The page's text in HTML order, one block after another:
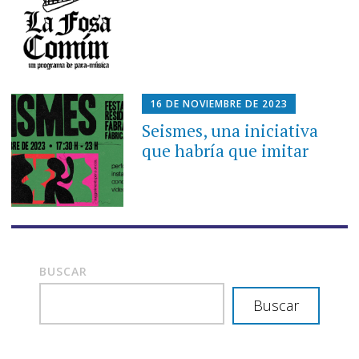
16 DE NOVIEMBRE DE 2023
Seismes, una iniciativa
que habría que imitar
BUSCAR
Buscar